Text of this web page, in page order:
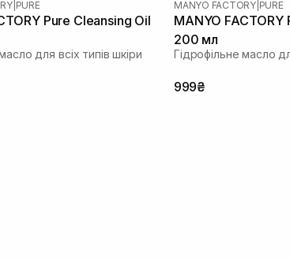
| PURE
Pure Cleansing Oil
для всіх типів шкіри
MANYO FACTORY| PURE
MANYO FACTORY
200 мл
Гідрофільне масло
999₴